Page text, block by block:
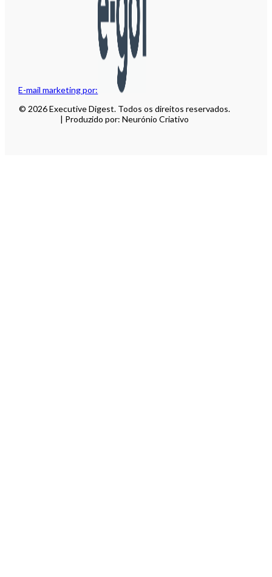
E-mail marketing por:
© 2026 Executive Digest. Todos os direitos reservados.
| Produzido por: Neurónio Criativo